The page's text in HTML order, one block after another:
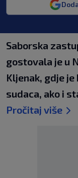
Saborska
gostovala je u
Kljenak, gdje
sudaca, ako i
Pročitaj više